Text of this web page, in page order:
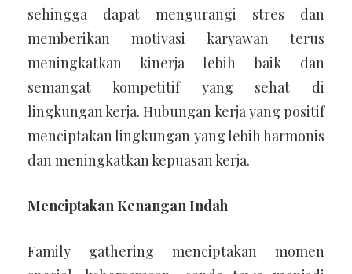
sehingga dapat mengurangi stres dan
memberikan motivasi karyawan terus
meningkatkan kinerja lebih baik dan
semangat kompetitif yang sehat di
lingkungan kerja. Hubungan kerja yang positif
menciptakan lingkungan yang lebih harmonis
dan meningkatkan kepuasan kerja.
Menciptakan Kenangan Indah
Family gathering menciptakan momen